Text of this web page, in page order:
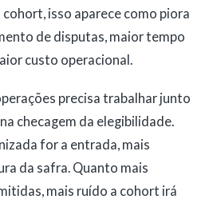
cohort, isso aparece como piora
de disputas, maior tempo
custo operacional.
precisa trabalhar junto
checagem da elegibilidade.
for a entrada, mais
da safra. Quanto mais
mais ruído a cohort irá